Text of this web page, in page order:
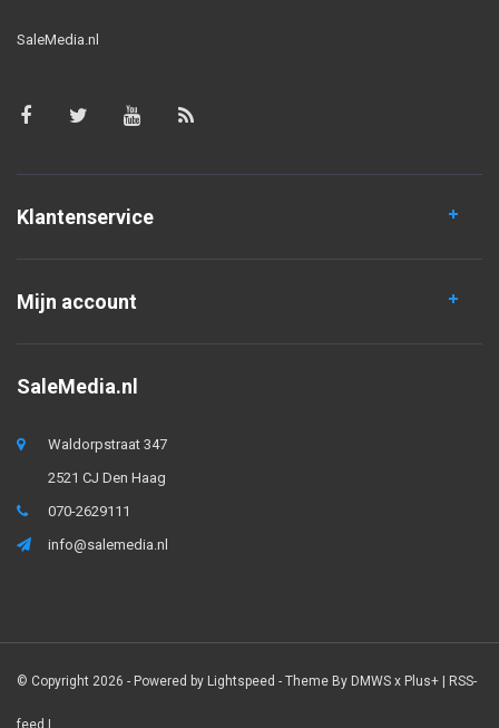
SaleMedia.nl
Klantenservice
Mijn account
SaleMedia.nl
Waldorpstraat 347
2521 CJ Den Haag
070-2629111
info@salemedia.nl
© Copyright 2026 - Powered by Lightspeed - Theme By DMWS x Plus+ | RSS-
feed |